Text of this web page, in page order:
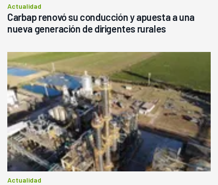
Actualidad
Carbap renovó su conducción y apuesta a una
nueva generación de dirigentes rurales
Actualidad